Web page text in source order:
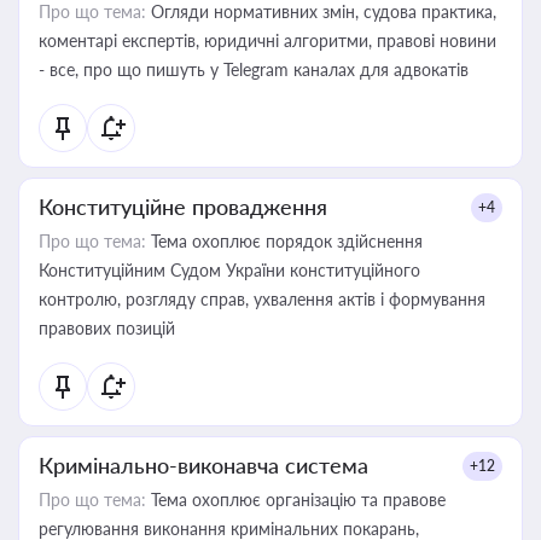
Про що тема: Огляди нормативних змін, судова практика,
коментарі експертів, юридичні алгоритми, правові новини
- все, про що пишуть у Telegram каналах для адвокатів
Конституційне провадження +4
Про що тема: Тема охоплює порядок здійснення
Конституційним Судом України конституційного
контролю, розгляду справ, ухвалення актів і формування
правових позицій
Кримінально-виконавча система +12
Про що тема: Тема охоплює організацію та правове
регулювання виконання кримінальних покарань,